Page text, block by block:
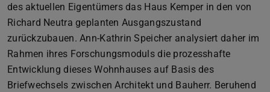
des aktuellen Eigentümers das Haus Kemper in den von
Richard Neutra geplanten Ausgangszustand
zurückzubauen. Ann-Kathrin Speicher analysiert daher im
Rahmen ihres Forschungsmoduls die prozesshafte
Entwicklung dieses Wohnhauses auf Basis des
Briefwechsels zwischen Architekt und Bauherr. Beruhend